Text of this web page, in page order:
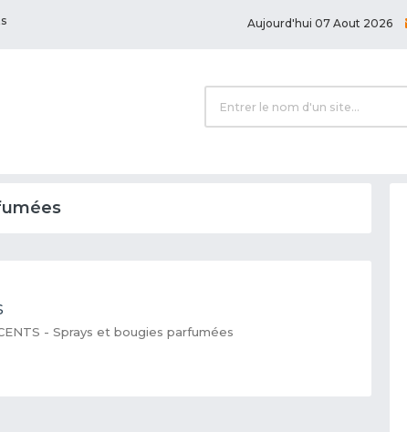
Aujourd'hui 07 Aout 2026
- Sprays et bougies parfumées